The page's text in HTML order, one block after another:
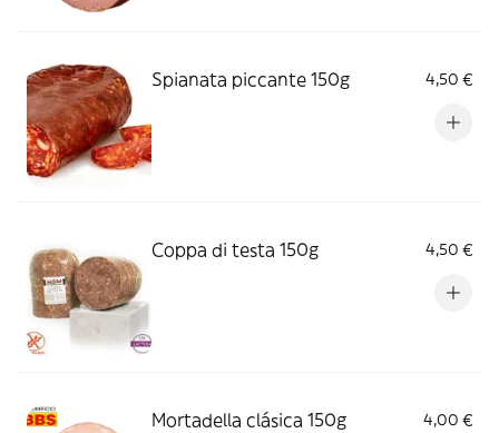
Spianata piccante 150g 4,50 €
Coppa di testa 150g 4,50 €
Mortadella clásica 150g 4,00 €